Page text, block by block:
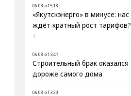
06.08 в 15:18
«Якутскэнерго» в минусе: нас
ждёт кратный рост тарифов?
1
06.08 в 13:47
Строительный брак оказался
дороже самого дома
06.08 в 13:20